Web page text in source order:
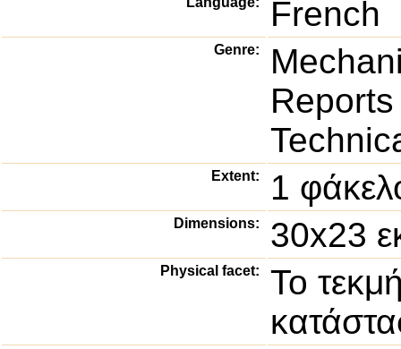
French
Genre:
Reports
Extent: 1
Dimensions: 30x23
Physical facet:
Το